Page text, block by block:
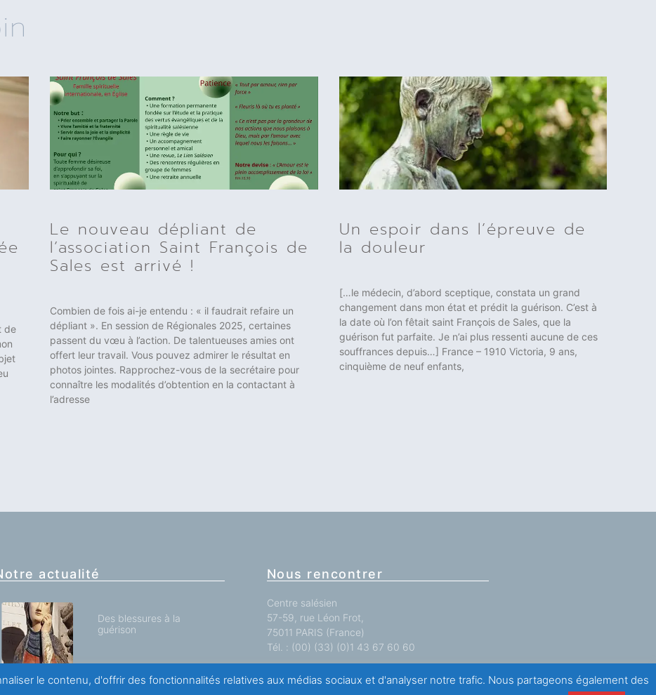
de
Le nouveau dépliant de
l’association Saint François de
Sales est arrivé !
Combien de fois ai-je entendu : « il faudrait refaire un
dépliant ». En session de Régionales 2025, certaines
passent du vœu à l’action. De talentueuses amies ont
offert leur travail. Vous pouvez admirer le résultat en
photos jointes. Rapprochez-vous de la secrétaire pour
connaître les modalités d’obtention en la contactant à
l’adresse
Un espoir dans l’épreuve de
la douleur
[…le médecin, d’abord sceptique, constata un grand
changement dans mon état et prédit la guérison. C’est à
la date où l’on fêtait saint François de Sales, que la
guérison fut parfaite. Je n’ai plus ressenti aucune de ces
souffrances depuis…] France – 1910 Victoria, 9 ans,
cinquième de neuf enfants,
actualité
Des blessures à la
guérison
Nous rencontrer
Centre salésien
57-59, rue Léon Frot,
75011 PARIS (France)
Tél. : (00) (33) (0)1 43 67 60 60
Toutes nos implantationsici.
le contenu, d'offrir des fonctionnalités relatives aux médias sociaux et d'analyser notre trafic. Nous partageons également des